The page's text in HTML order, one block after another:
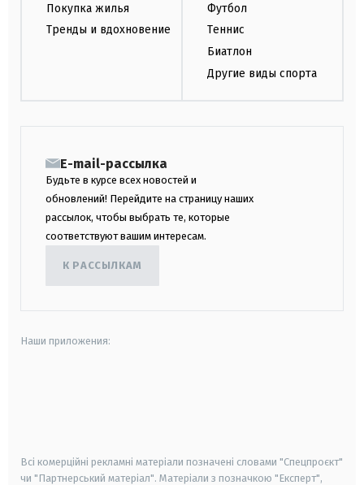
Покупка жилья
Тренды и вдохновение
Футбол
Теннис
Биатлон
Другие виды спорта
E-mail-рассылка
Будьте в курсе всех новостей и
обновлений! Перейдите на страницу наших
рассылок, чтобы выбрать те, которые
соответствуют вашим интересам.
К РАССЫЛКАМ
Наши приложения:
Всі комерційні рекламні матеріали позначені словами "Спецпроєкт"
чи "Партнерський матеріал". Матеріали з позначкою "Експерт",